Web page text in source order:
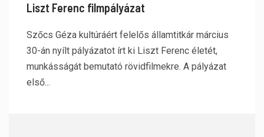
Liszt Ferenc filmpályázat
Szőcs Géza kultúráért felelős államtitkár március
30-án nyílt pályázatot írt ki Liszt Ferenc életét,
munkásságát bemutató rövidfilmekre. A pályázat
első...